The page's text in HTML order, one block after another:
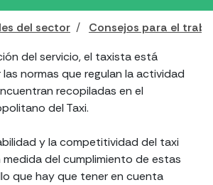
del sector
Consejos para el
del servicio, el taxista está
normas que regulan la actividad
recopiladas en el
del Taxi.
y la competitividad del taxi
del cumplimiento de estas
que hay que tener en cuenta